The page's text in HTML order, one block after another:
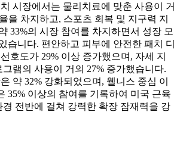
시장에서는 물리치료에 맞춘 사용이 거
을 차지하고, 스포츠 회복 및 지구력 지
33%의 시장 참여를 차지하면서 성장 모
습니다. 편안하고 피부에 안전한 패치 디
호도가 29% 이상 증가했으며, 자세 지
램의 사용이 거의 27% 증가했습니다.
약 32% 강화되었으며, 웰니스 중심 이
35% 이상의 참여를 기록하여 미국 근육
전반에 걸쳐 강력한 확장 잠재력을 강